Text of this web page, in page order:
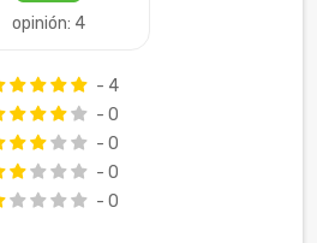
opinión: 4
- 4
- 0
- 0
- 0
- 0